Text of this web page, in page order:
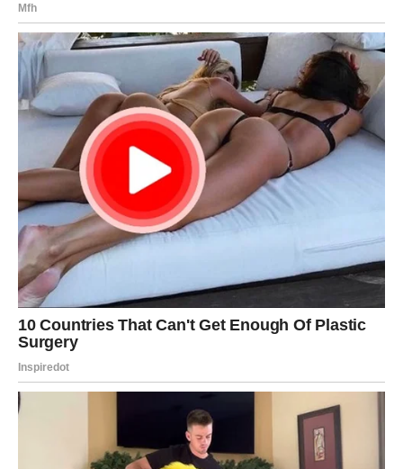
zaborave sadašnjost.
Nisu sve stare priče vrijedne novog početka.
Ponekad se ljudi vraćaju samo kako bi nas podsjetili
koliko smo daleko stigli.
Blizanci će tokom ovog perioda mnogo naučiti o sebi.
Shvatiće šta su zaista preboljeli, a šta još uvijek nose
duboko u svom srcu.
To će biti vrijeme introspekcije, razmišljanja i važnih
emotivnih zaključaka.